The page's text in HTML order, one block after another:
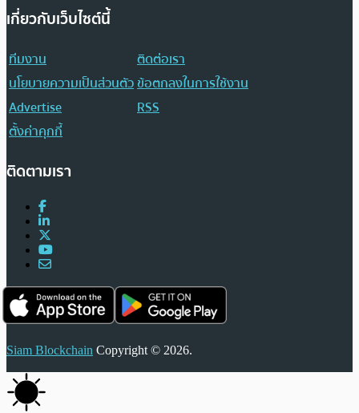
เกี่ยวกับเว็บไซต์นี้
ทีมงาน
ติดต่อเรา
นโยบายความเป็นส่วนตัวข้อตกลงในการใช้งาน
Advertise
RSS
ตั้งค่าคุกกี้
ติดตามเรา
Siam Blockchain Copyright © 2026.